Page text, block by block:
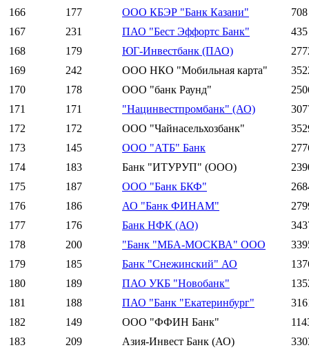
166
177 ООО КБЭР "Банк Казани"
708
167
231 ПАО "Бест Эффортс Банк"
435
168
179 ЮГ-Инвестбанк (ПАО)
169
242 ООО НКО "Мобильная карта"
170
178 ООО "банк Раунд"
171
171 "Нацинвестпромбанк" (АО)
172
172 ООО "Чайнасельхозбанк"
173
145 ООО "АТБ" Банк
174
183 Банк "ИТУРУП" (ООО)
175
187 ООО "Банк БКФ"
176
186 АО "Банк ФИНАМ"
177
176 Банк НФК (АО)
178
200 "Банк "МБА-МОСКВА" ООО
179
185 Банк "Снежинский" АО
180
189 ПАО УКБ "Новобанк"
181
188 ПАО "Банк "Екатеринбург"
182
149 ООО "ФФИН Банк"
183
209 Азия-Инвест Банк (АО)